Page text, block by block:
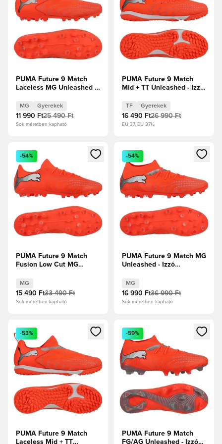
PUMA Future 9 Match
Laceless MG Unleashed -
Fehér/PUMA
Fekete/Puma ezüst
Gyerek
MG Gyerekek
11 990 Ft25 490 Ft
Sok méretben kapható
PUMA Future 9 Match
Mid + TT Unleashed - Izzó
Fekete/Puma ezüst
Gyerek
TF Gyerekek
16 490 Ft26 990 Ft
EU 37, EU 37½
Megnyit egy modált a bejelentkezéshez vagy a tagként
-54%
PUMA Future 9 Match
Fusion Low Cut MG
piros/PUMA Fehér/PUMA
Fekete/Puma ezüst
MG
15 490 Ft33 490 Ft
Sok méretben kapható
Megnyit egy modált a
-54%
PUMA Future 9 Match MG
Unleashed - Izzó
Fekete/Puma ezüst
MG
16 990 Ft36 990 Ft
Sok méretben kapható
Megnyit egy modált a bejelentkezéshez vagy a tagként
-53%
PUMA Future 9 Match
Laceless Mid + TT
Megnyit egy modált a
-59%
PUMA Future 9 Match
FG/AG Unleashed - Izzó